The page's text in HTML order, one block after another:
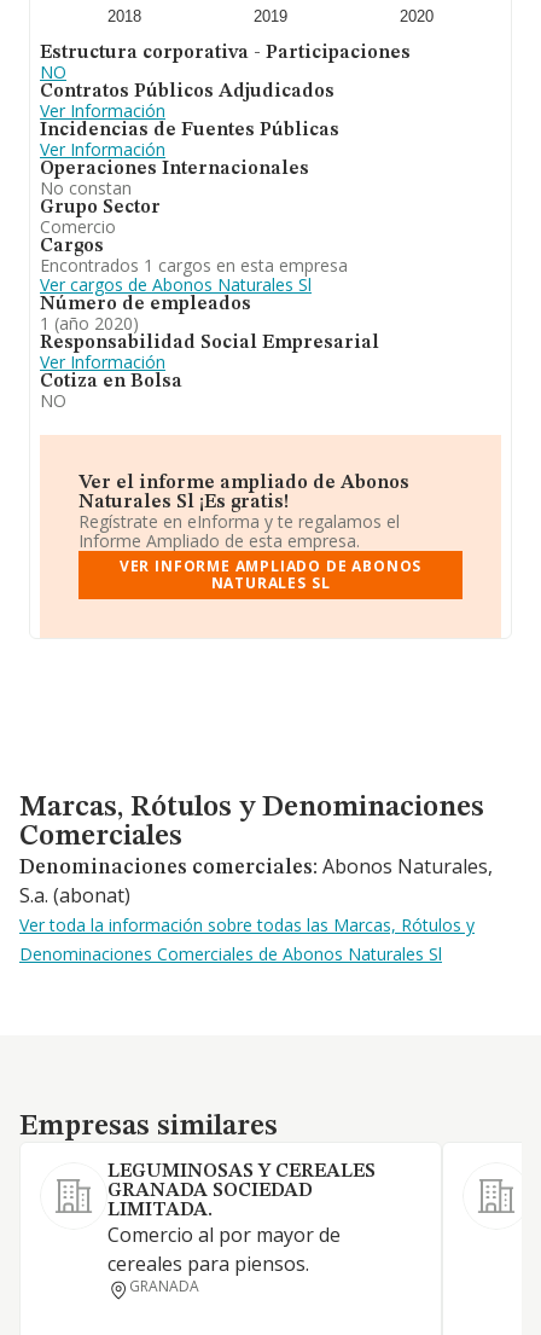
2018 2019 2020
Estructura corporativa - Participaciones
NO
Contratos Públicos Adjudicados
Ver Información
Incidencias de Fuentes Públicas
Ver Información
Operaciones Internacionales
No constan
Grupo Sector
Comercio
Cargos
Encontrados 1 cargos en esta empresa
Ver cargos de Abonos Naturales Sl
Número de empleados
1 (año 2020)
Responsabilidad Social Empresarial
Ver Información
Cotiza en Bolsa
NO
Ver el informe ampliado de Abonos
Naturales Sl ¡Es gratis!
Regístrate en eInforma y te regalamos el
Informe Ampliado de esta empresa.
VER INFORME AMPLIADO DE ABONOS
NATURALES SL
Marcas, Rótulos y Denominaciones Comerciales
Marcas, Rótulos y Denominaciones
Comerciales
Denominaciones comerciales: Abonos Naturales,
S.a. (abonat)
Ver toda la información sobre todas las Marcas, Rótulos y
Denominaciones Comerciales de Abonos Naturales Sl
Empresas similares
Empresas similares
LEGUMINOSAS Y CEREALES
GRANADA SOCIEDAD
LIMITADA.
Comercio al por mayor de
cereales para piensos.
GRANADA